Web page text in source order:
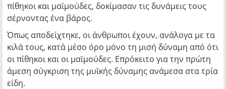
πίθηκοι και μαϊμούδες, δοκίμασαν τις δυνάμεις τους
σέρνοντας ένα βάρος.
Όπως αποδείχτηκε, οι άνθρωποι έχουν, ανάλογα με τα
κιλά τους, κατά μέσο όρο μόνο τη μισή δύναμη από ότι
οι πίθηκοι και οι μαϊμούδες. Επρόκειτο για την πρώτη
άμεση σύγκριση της μυϊκής δύναμης ανάμεσα στα τρία
είδη.